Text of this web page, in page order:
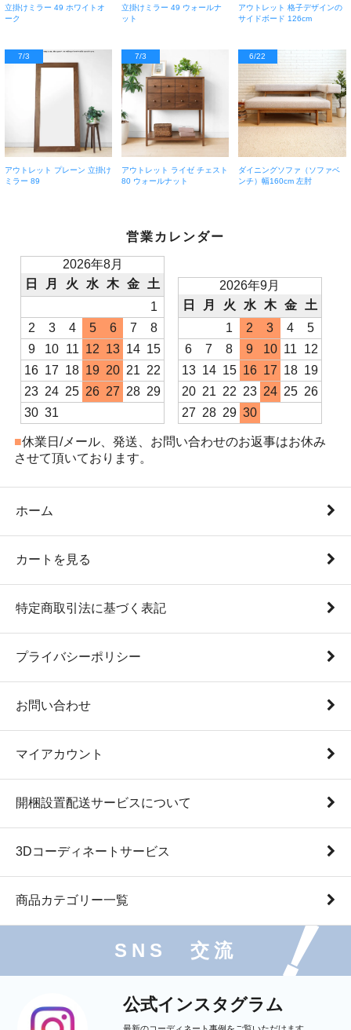
立掛けミラー 49 ホワイトオ
ーク
立掛けミラー 49 ウォールナ
ット
アウトレット 格子デザインの
サイドボード 126cm
7/3
アウトレット プレーン 立掛け
ミラー 89
7/3
アウトレット ライゼ チェスト
80 ウォールナット
6/22
ダイニングソファ（ソファベ
ンチ）幅160cm 左肘
営業カレンダー
2026年8月
日
月 火 水 木 金 土
1
2
3 4 5 6 7
8
9
10 11 12 13 14 15
16 17 18 19 20 21 22
23 24 25 26 27 28 29
30 31
2026年9月
日
月 火 水 木 金
土
1
2 3 4
5
6
7 8 9 10 11 12
13 14 15 16 17 18 19
20 21 22 23 24 25 26
27 28 29 30
■休業日/メール、発送、お問い合わせのお返事はお休み
させて頂いております。
ホーム
カートを見る
特定商取引法に基づく表記
プライバシーポリシー
お問い合わせ
マイアカウント
開梱設置配送サービスについて
3Dコーディネートサービス
商品カテゴリー一覧
SNS 交流
公式インスタグラム